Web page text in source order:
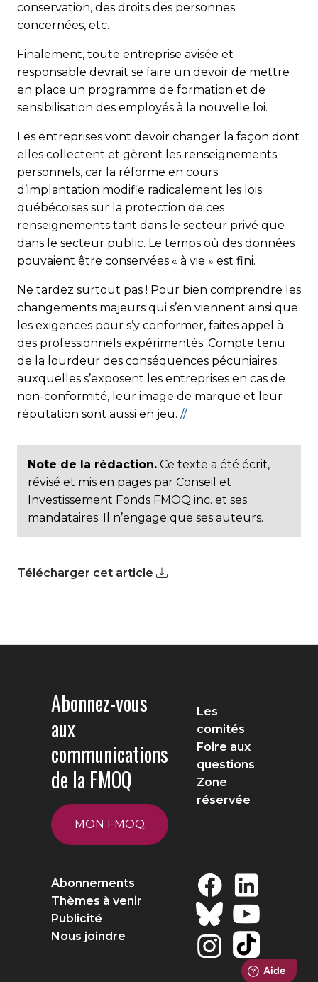
conservation, des droits des personnes
concernées, etc.
Finalement, toute entreprise avisée et
responsable devrait se faire un devoir de mettre
en place un programme de formation et de
sensibilisation des employés à la nouvelle loi.
Les entreprises vont devoir changer la façon dont
elles collectent et gèrent les renseignements
personnels, car la réforme en cours
d’implantation modifie radicalement les lois
québécoises sur la protection de ces
renseignements tant dans le secteur privé que
dans le secteur public. Le temps où des données
pouvaient être conservées « à vie » est fini.
Ne tardez surtout pas ! Pour bien comprendre les
changements majeurs qui s’en viennent ainsi que
les exigences pour s’y conformer, faites appel à
des professionnels expérimentés. Compte tenu
de la lourdeur des conséquences pécuniaires
auxquelles s’exposent les entreprises en cas de
non-conformité, leur image de marque et leur
réputation sont aussi en jeu. //
Note de la rédaction. Ce texte a été écrit,
révisé et mis en pages par Conseil et
Investissement Fonds FMOQ inc. et ses
mandataires. Il n’engage que ses auteurs.
Télécharger cet article
Abonnez-vous
aux
communications
de la FMOQ
MON FMOQ
Les
comités
Foire aux
questions
Zone
réservée
Abonnements
Thèmes à venir
Publicité
Nous joindre